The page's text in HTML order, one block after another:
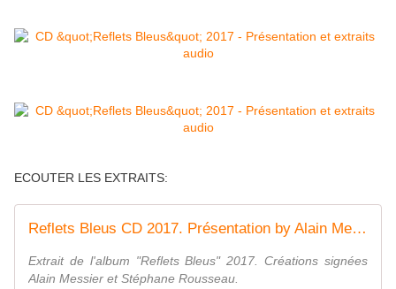
ECOUTER LES EXTRAITS:
Reflets Bleus CD 2017. Présentation by Alain Messier
Extrait de l'album "Reflets Bleus" 2017. Créations signées
Alain Messier et Stéphane Rousseau.